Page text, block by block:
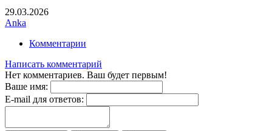
29.03.2026
Anka
Комментарии
Написать комментарий
Нет комментариев. Ваш будет первым!
Ваше имя:
E-mail для ответов: